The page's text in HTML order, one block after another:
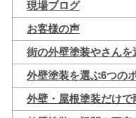
現場ブログ
お客様の声
街の外壁塗装やさんを
外壁塗装を選ぶ6つの
外壁・屋根塗装だけ